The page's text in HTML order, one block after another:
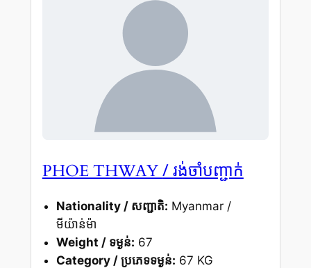
PHOE THWAY/ រង់ចាំបញ្ជាក់
Nationality / សញ្ជាតិ: Myanmar /
មីយ៉ាន់ម៉ា
Weight / ទម្ងន់: 67
Category / ប្រភេទទម្ងន់: 67 KG